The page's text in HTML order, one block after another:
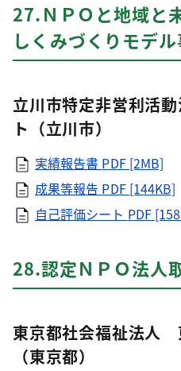
27.ＮＰＯと地域と
しくみづくりモデ
立川市特定非営利活
ト（立川市）
実績報告書 PDF [2MB]
成果等報告 PDF [144KB]
自己評価シート PDF
28.認定ＮＰＯ法人
東京都社会福祉法人
（東京都）